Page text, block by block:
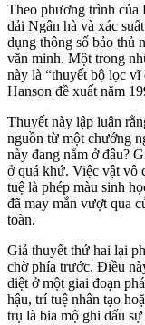
Theo phương trình của
dải Ngân hà và xác
dụng thông số bảo thủ
văn minh. Một trong
này là “thuyết bộ lọc
Hanson đề xuất năm
Thuyết này lập luận
nguồn từ một chướng
này đang nằm ở đâu?
ở quá khứ. Việc vật vô
tuệ là phép màu sinh
đã may mắn vượt qua
toàn.
Giả thuyết thứ hai lại
chờ phía trước. Điều
diệt ở một giai đoạn
hậu, trí tuệ nhân tạo
trụ là bia mộ ghi dấu